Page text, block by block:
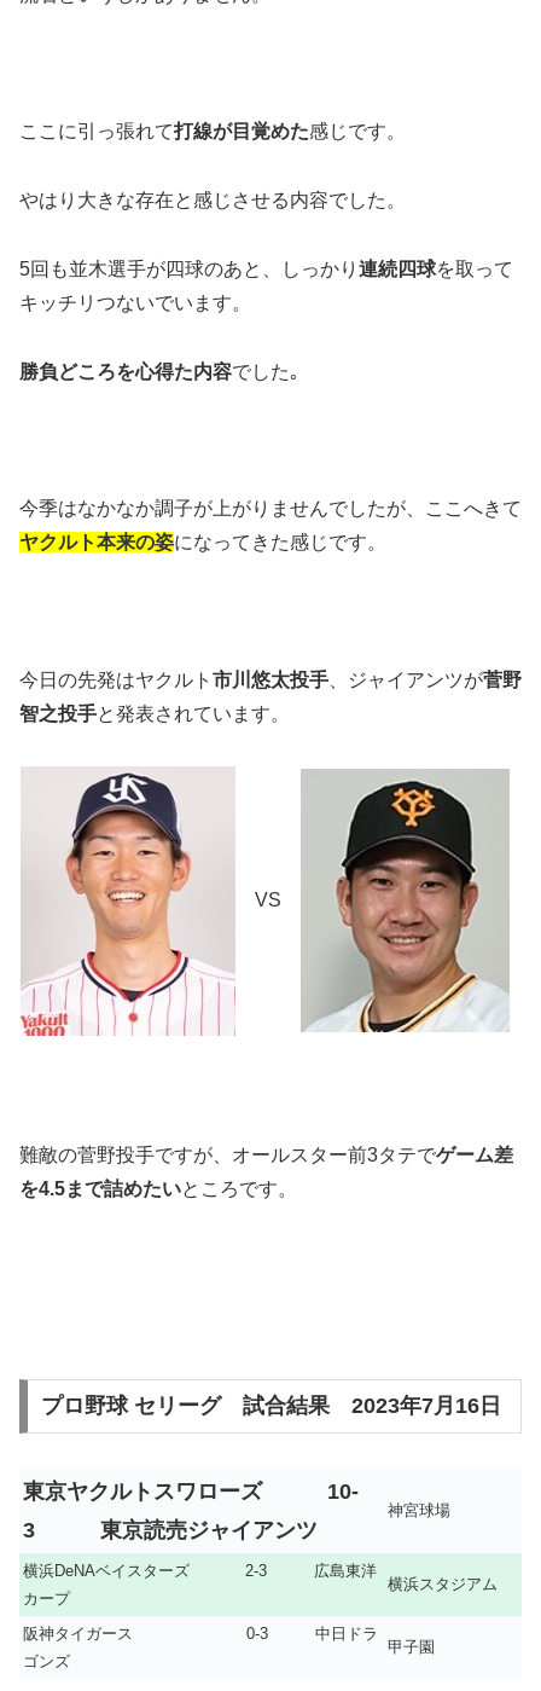
ここに引っ張れて打線が目覚めた感じです。
やはり大きな存在と感じさせる内容でした。
5回も並木選手が四球のあと、しっかり 連続四球を取って
キッチリつないでいます。
勝負どころを心得た内容でした｡
今季はなかなか調子が上がりませんでしたが、ここへきて
ヤクルト本来の姿になってきた感じです。
今日の先発はヤクルト 市川悠太投手 、ジャイアンツが菅野
智之投手と発表されています。
VS
難敵の菅野投手ですが、オールスター前3タテでゲーム差
を4.5まで詰めたいところです。
プロ野球 セリーグ 試合結果 2023年7月16日
東京ヤクルトスワローズ 10-
3
東京読売ジャイアンツ
神宮球場
横浜DeNAベイスターズ 2-3 広島東洋
カープ
横浜スタジアム
阪神タイガース 0-3 中日ドラ
ゴンズ
甲子園